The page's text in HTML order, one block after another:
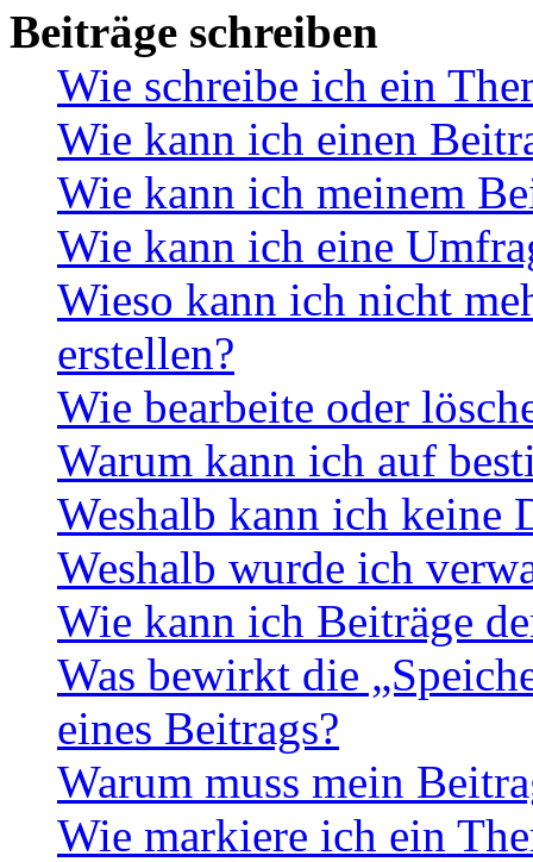
Beiträge schreiben
Wie schreibe ich ein
Wie kann ich einen
Wie kann ich meinem
Wie kann ich eine
Wieso kann ich nicht
erstellen?
Wie bearbeite oder
Warum kann ich auf
Weshalb kann ich keine
Weshalb wurde ich
Wie kann ich Beiträge
Was bewirkt die
eines Beitrags?
Warum muss mein
Wie markiere ich ein